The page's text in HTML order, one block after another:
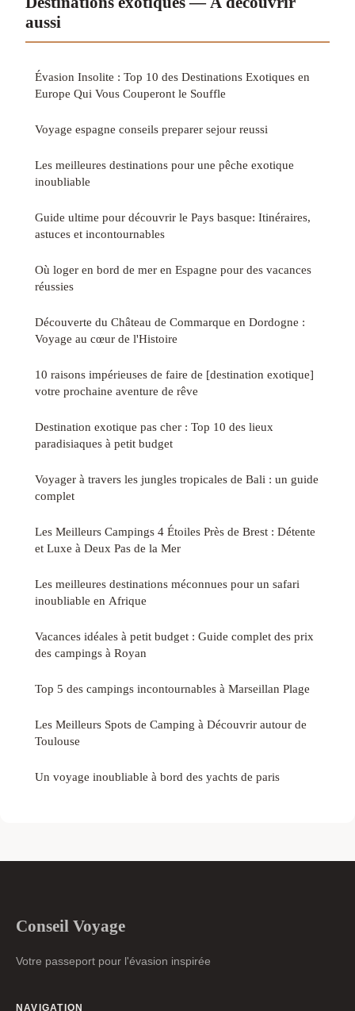
aussi
Évasion Insolite : Top 10 des Destinations Exotiques en
Europe Qui Vous Couperont le Souffle
Voyage espagne conseils preparer sejour reussi
Les meilleures destinations pour une pêche exotique
inoubliable
Guide ultime pour découvrir le Pays basque: Itinéraires,
astuces et incontournables
Où loger en bord de mer en Espagne pour des vacances
réussies
Découverte du Château de Commarque en Dordogne :
Voyage au cœur de l'Histoire
10 raisons impérieuses de faire de [destination exotique]
votre prochaine aventure de rêve
Destination exotique pas cher : Top 10 des lieux
paradisiaques à petit budget
Voyager à travers les jungles tropicales de Bali : un guide
complet
Les Meilleurs Campings 4 Étoiles Près de Brest : Détente
et Luxe à Deux Pas de la Mer
Les meilleures destinations méconnues pour un safari
inoubliable en Afrique
Vacances idéales à petit budget : Guide complet des prix
des campings à Royan
Top 5 des campings incontournables à Marseillan Plage
Les Meilleurs Spots de Camping à Découvrir autour de
Toulouse
Un voyage inoubliable à bord des yachts de paris
Conseil Voyage
Votre passeport pour l'évasion inspirée
NAVIGATION